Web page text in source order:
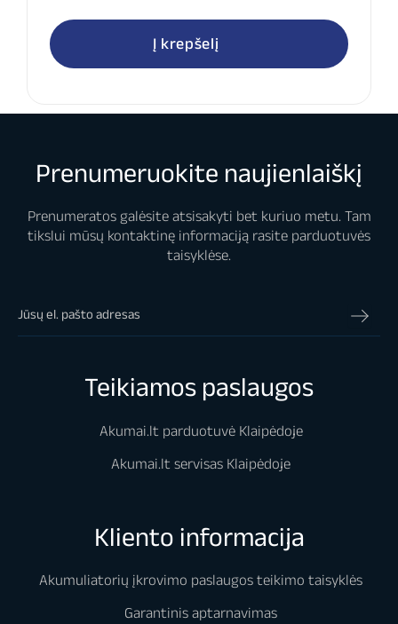
Į krepšelį
Prenumeruokite naujienlaiškį
Prenumeratos galėsite atsisakyti bet kuriuo metu. Tam
tikslui mūsų kontaktinę informaciją rasite parduotuvės
taisyklėse.
Teikiamos paslaugos
Akumai.lt parduotuvė Klaipėdoje
Akumai.lt servisas Klaipėdoje
Kliento informacija
Akumuliatorių įkrovimo paslaugos teikimo taisyklės
Garantinis aptarnavimas